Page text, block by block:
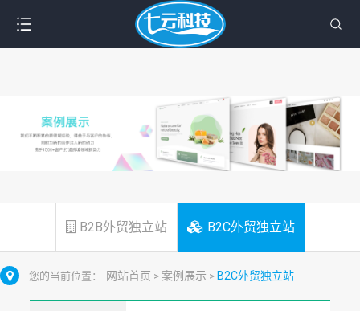
B2B外贸独立站 B2C外贸独立站
您的当前位置： 网站首页 > 案例展示 > B2C外贸独立站